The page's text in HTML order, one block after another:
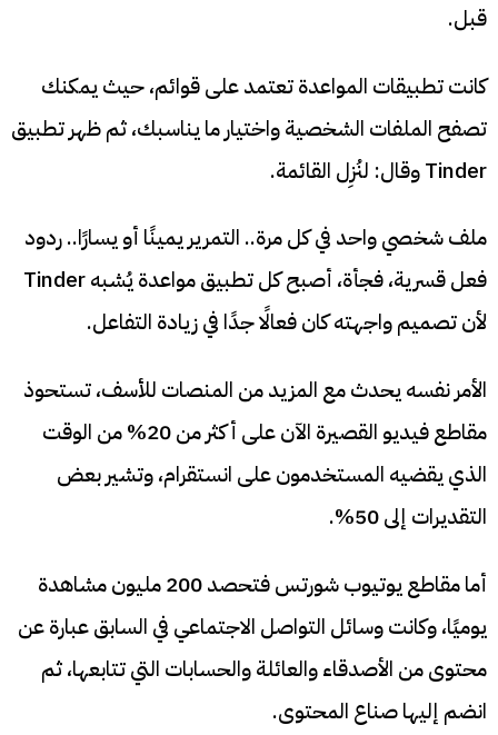
قبل.
كانت تطبيقات المواعدة تعتمد على قوائم، حيث يمكنك
تصفح الملفات الشخصية واختيار ما يناسبك، ثم ظهر تطبيق
Tinder وقال: لنُزِل القائمة.
ملف شخصي واحد في كل مرة.. التمرير يمينًا أو يسارًا.. ردود
فعل قسرية، فجأة، أصبح كل تطبيق مواعدة يُشبه Tinder
لأن تصميم واجهته كان فعالًا جدًا في زيادة التفاعل.
الأمر نفسه يحدث مع المزيد من المنصات للأسف، تستحوذ
مقاطع فيديو القصيرة الآن على أكثر من 20% من الوقت
الذي يقضيه المستخدمون على انستقرام، وتشير بعض
التقديرات إلى 50%.
أما مقاطع يوتيوب شورتس فتحصد 200 مليون مشاهدة
يوميًا، وكانت وسائل التواصل الاجتماعي في السابق عبارة عن
محتوى من الأصدقاء والعائلة والحسابات التي تتابعها، ثم
انضم إليها صناع المحتوى.